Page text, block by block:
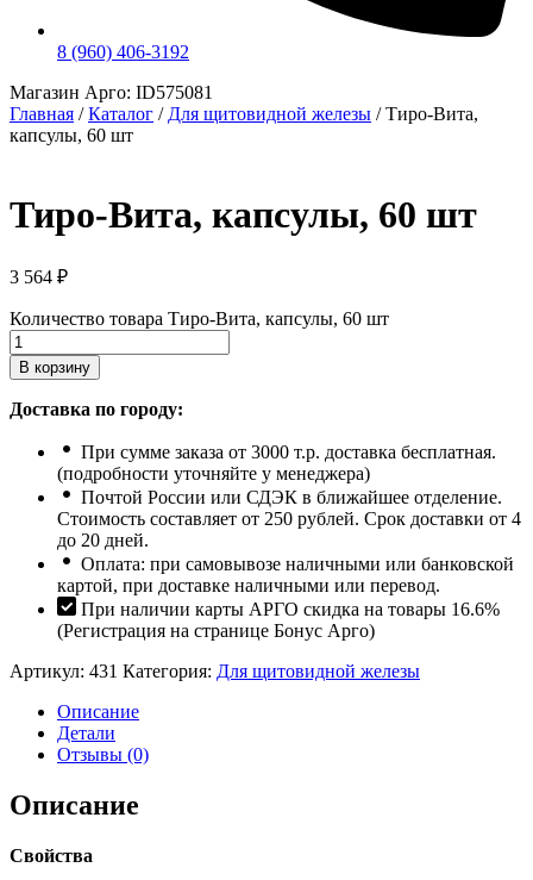
8 (960) 406-3192
Магазин Арго: ID575081
Главная / Каталог / Для щитовидной железы / Тиро-Вита,
капсулы, 60 шт
Тиро-Вита, капсулы, 60 шт
3 564 ₽
Количество товара Тиро-Вита, капсулы, 60 шт
В корзину
Доставка по городу:
При сумме заказа от 3000 т.р. доставка бесплатная.
(подробности уточняйте у менеджера)
Почтой России или СДЭК в ближайшее отделение.
Стоимость составляет от 250 рублей. Срок доставки от 4
до 20 дней.
Оплата: при самовывозе наличными или банковской
картой, при доставке наличными или перевод.
При наличии карты АРГО скидка на товары 16.6%
(Регистрация на странице Бонус Арго)
Артикул: 431 Категория: Для щитовидной железы
Описание
Детали
Отзывы (0)
Описание
Свойства